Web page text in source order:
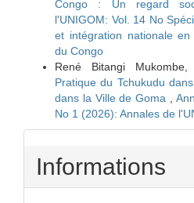
Congo : Un regard
l'UNIGOM: Vol. 14 No
et intégration nationale
du Congo
René Bitangi
Pratique du Tchukudu
dans la Ville de Goma ,
No 1 (2026): Annales de
Informations